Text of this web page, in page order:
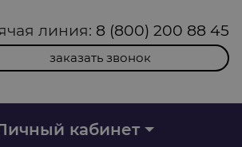
линия: 8 (800) 200 88 45
заказать звонок
кабинет